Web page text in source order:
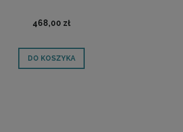
468,00 zł
DO KOSZYKA